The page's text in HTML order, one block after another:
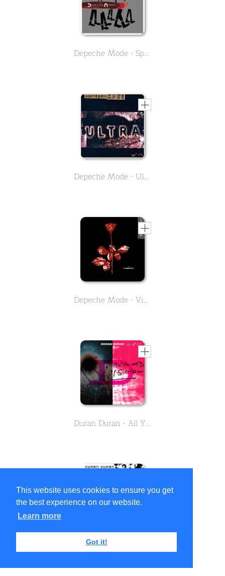
This website uses cookies to ensure you get
the best experience on our website.
Learn more
Got it!
Depeche Mode - Spirit
Depeche Mode - Ultra
Depeche Mode - Violator
Duran Duran - All You Need Is Now